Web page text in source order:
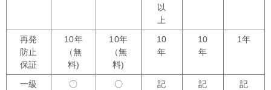
以
上
再発
防止
保証
10年
（無
料)
10年
（無
料)
10
年
10
年
1年
一級
〇 〇
記
記
記